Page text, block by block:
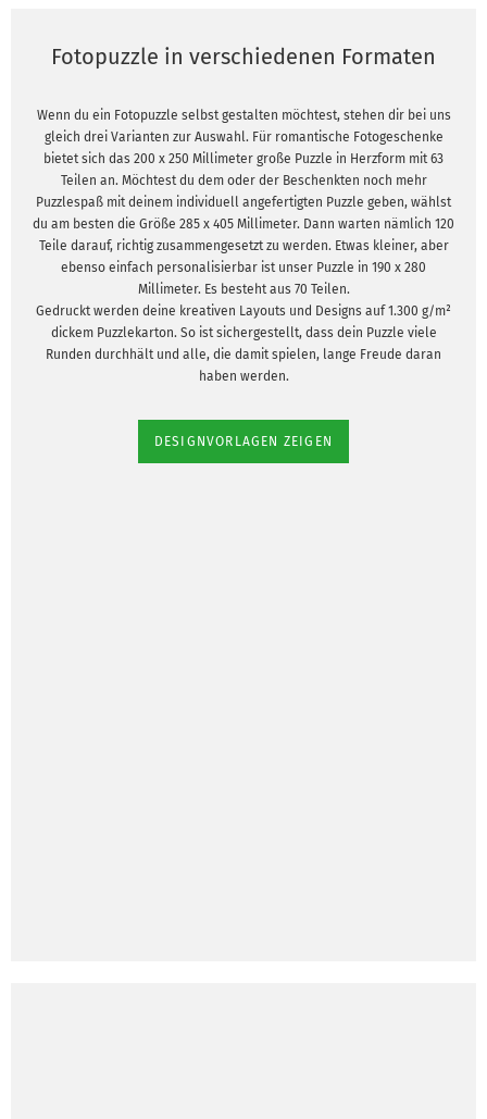
Fotopuzzle in verschiedenen Formaten
Wenn du ein Fotopuzzle selbst gestalten möchtest, stehen dir bei uns
gleich drei Varianten zur Auswahl. Für romantische Fotogeschenke
bietet sich das 200 x 250 Millimeter große Puzzle in Herzform mit 63
Teilen an. Möchtest du dem oder der Beschenkten noch mehr
Puzzlespaß mit deinem individuell angefertigten Puzzle geben, wählst
du am besten die Größe 285 x 405 Millimeter. Dann warten nämlich 120
Teile darauf, richtig zusammengesetzt zu werden. Etwas kleiner, aber
ebenso einfach personalisierbar ist unser Puzzle in 190 x 280
Millimeter. Es besteht aus 70 Teilen.
Gedruckt werden deine kreativen Layouts und Designs auf 1.300 g/m²
dickem Puzzlekarton. So ist sichergestellt, dass dein Puzzle viele
Runden durchhält und alle, die damit spielen, lange Freude daran
haben werden.
DESIGNVORLAGEN ZEIGEN